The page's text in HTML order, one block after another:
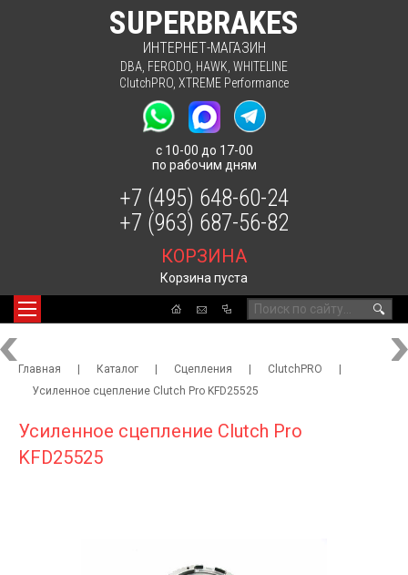
SUPERBRAKES
ИНТЕРНЕТ-МАГАЗИН
DBA FERODO HAWK WHITELINE
ClutchPRO XTREME Performance
с 10-00 до 17-00
по рабочим дням
🔍
КОРЗИНА
Корзина пуста
+7 (495) 648-60-24
+7 (963) 687-56-82
Главная | Каталог | Сцепления | ClutchPRO
|
Усиленное сцепление Clutch Pro KFD25525
Усиленное сцепление Clutch Pro
KFD25525